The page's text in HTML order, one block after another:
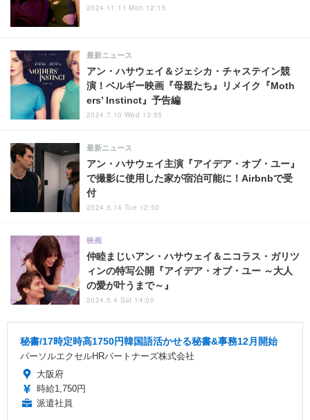
2024.11.11 Mon 12:15
アン・ハサウェイ＆ジェシカ・チャステイン競
演！ベルギー映画『母親たち』リメイク『Moth
ers’ Instinct』予告編
最新ニュース
2024.7.10 Wed 13:55
アン・ハサウェイ主演『アイデア・オブ・ユー』
で撮影に使用した家が宿泊可能に！Airbnbで受
付
最新ニュース
2024.5.14 Tue 12:50
仲睦まじいアン・ハサウェイ＆ニコラス・ガリツ
ィンの特写公開『アイデア・オブ・ユー ～大人
の愛が叶うまで～』
映画
2024.5.4 Sat 14:00
秘書/17時定時高1750円韓国語活かせる秘書&事務12月開始
パーソルエクセルHRパートナーズ株式会社
大阪府
時給1,750円
派遣社員